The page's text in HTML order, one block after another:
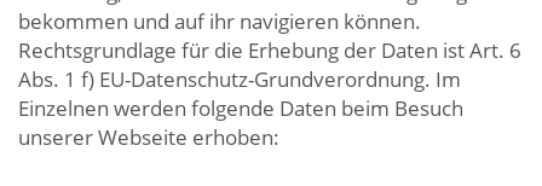
bekommen und auf ihr navigieren können.
Rechtsgrundlage für die Erhebung der Daten ist Art. 6
Abs. 1 f) EU-Datenschutz-Grundverordnung. Im
Einzelnen werden folgende Daten beim Besuch
unserer Webseite erhoben: